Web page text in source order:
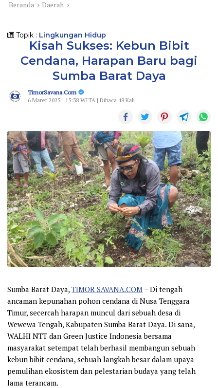
Beranda Daerah
Topik : Lingkungan Hidup
Kisah Sukses: Kebun Bibit
Cendana, Harapan Baru bagi
Sumba Barat Daya
TimorSavana.Com
6 Maret 2025 : 15:38 WITA | Dibaca 48 Kali
Sumba Barat Daya, TIMOR SAVANA.COM – Di tengah
ancaman kepunahan pohon cendana di Nusa Tenggara
Timur, secercah harapan muncul dari sebuah desa di
Wewewa Tengah, Kabupaten Sumba Barat Daya. Di sana,
WALHI NTT dan Green Justice Indonesia bersama
masyarakat setempat telah berhasil membangun sebuah
kebun bibit cendana, sebuah langkah besar dalam upaya
pemulihan ekosistem dan pelestarian budaya yang telah
lama terancam.